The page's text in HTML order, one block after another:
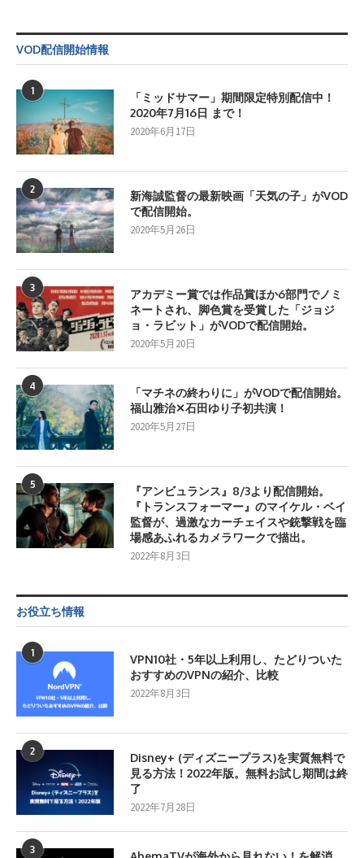
VOD配信開始情報
1
「ミッドサマー」期間限定特別配信中！
2020年7月16日 まで！
2020年6月17日
2
新海誠監督の最新映画「天気の子」がVOD
で配信開始。
2020年5月26日
3
アカデミー賞では作品賞ほか6部門でノミ
ネートされ、脚色賞を受賞した「ジョジ
ョ・ラビット」がVODで配信開始。
2020年5月20日
4
「マチネの終わりに」がVODで配信開始。
福山雅治✕石田ゆり子初共演！
2020年5月27日
5
『アンビュランス』8/3より配信開始。
『トランスフォーマー』のマイケル・ベイ
監督が、過激なカーチェイスや銃撃戦を臨
場感あふれるカメラワークで描出。
2022年8月3日
お役立ち情報
1
VPN10社・5年以上利用し、たどりついた
おすすめのVPNの紹介、比較
2022年8月3日
2
Disney+ (ディズニープラス)を実質無料で
見る方法！2022年版。無料お試し期間は終
了
2022年7月28日
3